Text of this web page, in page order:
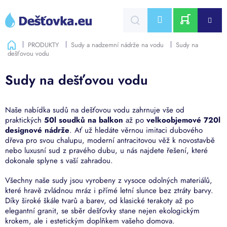
obsah
CZK
NÁKUPNÍ
DomůPRODUKTY Sudy a nadzemní nádrže na vodu
Sudy na
dešťovou vodu
Sudy na dešťovou vodu
Naše nabídka sudů na dešťovou vodu zahrnuje vše od
praktických 50l soudků na balkon až po velkoobjemové 720l
designové nádrže. Ať už hledáte věrnou imitaci dubového
dřeva pro svou chalupu, moderní antracitovou věž k novostavbě
nebo luxusní sud z pravého dubu, u nás najdete řešení, které
dokonale splyne s vaší zahradou.
Všechny naše sudy jsou vyrobeny z vysoce odolných materiálů,
které hravě zvládnou mráz i přímé letní slunce bez ztráty barvy.
Díky široké škále tvarů a barev, od klasické terakoty až po
elegantní granit, se sběr dešťovky stane nejen ekologickým
krokem, ale i estetickým doplňkem vašeho domova.